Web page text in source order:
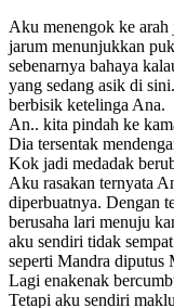
Aku menengok ke
jarum menunjukkan
sebenarnya bahaya
yang sedang asik di
berbisik ketelinga Ana.
An.. kita pindah ke
Dia tersentak
Kok jadi medadak
Aku rasakan ternyata
diperbuatnya. Dengan
berusaha lari menuju
aku sendiri tidak
seperti Mandra diputus
Lagi enakenak
Tetapi aku sendiri